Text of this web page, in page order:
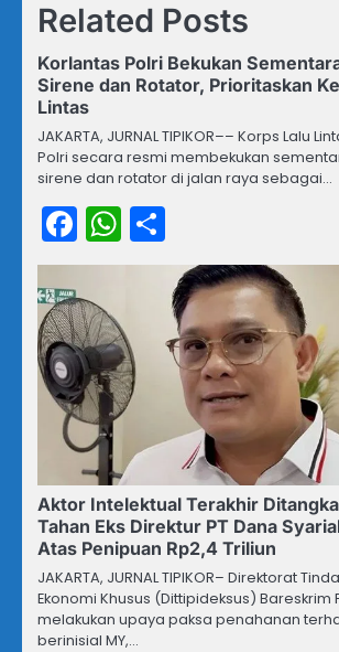
Related Posts
Korlantas Polri Bekukan
Sirene dan Rotator, Prioritaskan
Lintas
JAKARTA, JURNAL TIPIKOR–– Korps Lalu
Polri secara resmi membekukan
sirene dan rotator di jalan raya sebagai…
Facebook
WhatsApp
Aktor Intelektual Terakhir
Tahan Eks Direktur PT Dana
Atas Penipuan Rp2,4 Triliun
JAKARTA, JURNAL TIPIKOR– Direktorat
Ekonomi Khusus (Dittipideksus) Bareskrim
melakukan upaya paksa penahanan
berinisial MY,…